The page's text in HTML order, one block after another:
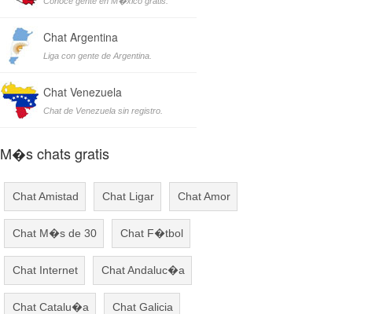
Chat Argentina
Liga con gente de Argentina.
Chat Venezuela
Chat de Venezuela sin registro.
M�s chats gratis
Chat Amistad Chat Ligar Chat Amor
Chat M�s de 30 Chat F�tbol
Chat Internet Chat Andaluc�a
Chat Catalu�a Chat Galicia